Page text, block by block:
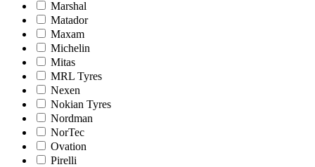
Marshal
Matador
Maxam
Michelin
Mitas
MRL Tyres
Nexen
Nokian Tyres
Nordman
NorTec
Ovation
Pirelli